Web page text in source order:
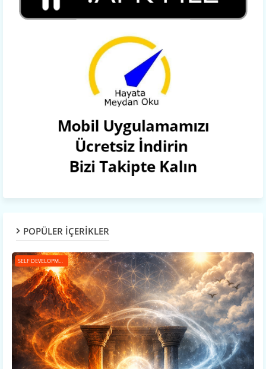
POPÜLER İÇERİKLER
SELF DEVELOPMENT